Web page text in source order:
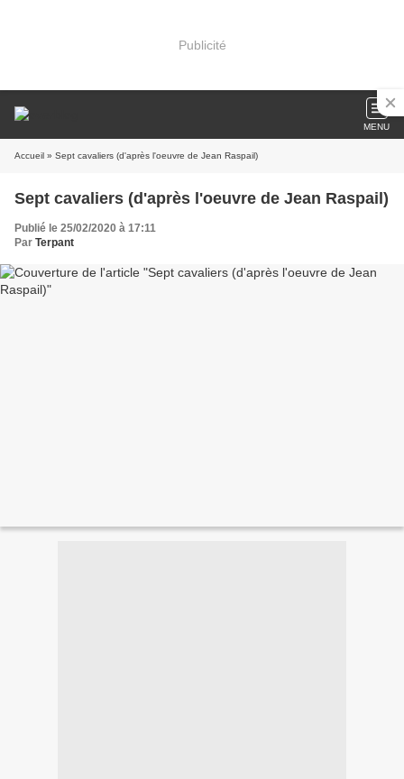
Publicité
MENU
Accueil » Sept cavaliers (d'après l'oeuvre de Jean Raspail)
Sept cavaliers (d'après l'oeuvre de Jean Raspail)
Publié le 25/02/2020 à 17:11
Par Terpant